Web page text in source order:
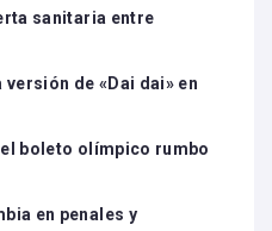
sanitaria entre
de «Dai dai» en
boleto olímpico rumbo
en penales y